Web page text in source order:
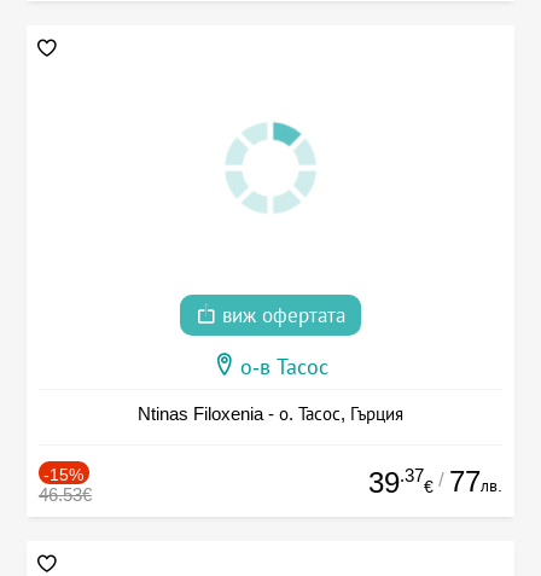
виж офертата
о-в Тасос
Ntinas Filoxenia - о. Тасос, Гърция
-15%
46.53€ 39.37
€ / 77лв.